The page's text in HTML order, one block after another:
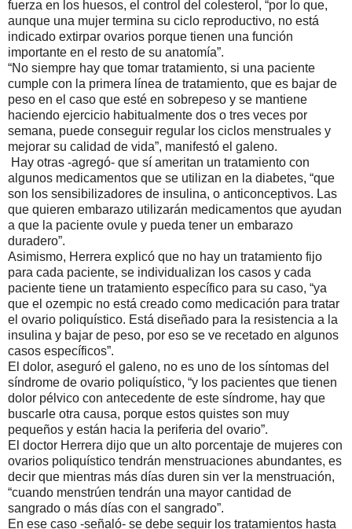
fuerza en los huesos, el control del colesterol, “por lo que,
aunque una mujer termina su ciclo reproductivo, no está
indicado extirpar ovarios porque tienen una función
importante en el resto de su anatomía”.
“No siempre hay que tomar tratamiento, si una paciente
cumple con la primera línea de tratamiento, que es bajar de
peso en el caso que esté en sobrepeso y se mantiene
haciendo ejercicio habitualmente dos o tres veces por
semana, puede conseguir regular los ciclos menstruales y
mejorar su calidad de vida”, manifestó el galeno.
Hay otras -agregó- que sí ameritan un tratamiento con
algunos medicamentos que se utilizan en la diabetes, “que
son los sensibilizadores de insulina, o anticonceptivos. Las
que quieren embarazo utilizarán medicamentos que ayudan
a que la paciente ovule y pueda tener un embarazo
duradero”.
Asimismo, Herrera explicó que no hay un tratamiento fijo
para cada paciente, se individualizan los casos y cada
paciente tiene un tratamiento específico para su caso, “ya
que el ozempic no está creado como medicación para tratar
el ovario poliquístico. Está diseñado para la resistencia a la
insulina y bajar de peso, por eso se ve recetado en algunos
casos específicos”.
El dolor, aseguró el galeno, no es uno de los síntomas del
síndrome de ovario poliquístico, “y los pacientes que tienen
dolor pélvico con antecedente de este síndrome, hay que
buscarle otra causa, porque estos quistes son muy
pequeños y están hacia la periferia del ovario”.
El doctor Herrera dijo que un alto porcentaje de mujeres con
ovarios poliquístico tendrán menstruaciones abundantes, es
decir que mientras más días duren sin ver la menstruación,
“cuando menstrúen tendrán una mayor cantidad de
sangrado o más días con el sangrado”.
En ese caso -señaló- se debe seguir los tratamientos hasta